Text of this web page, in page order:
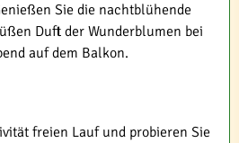
Sie die nachtblühende
Duft der Wunderblumen bei
auf dem Balkon.
freien Lauf und probieren Sie